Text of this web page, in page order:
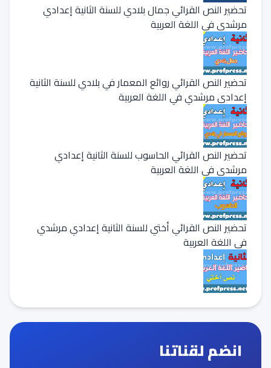
تحضير النص القرائي جمال بلادي للسنة الثانية إعدادي
مرشدي في اللغة العربية
تحضير النص القرائي روائع المعمار في بلادي للسنة الثانية
إعدادي مرشدي في اللغة العربية
تحضير النص القرائي الحاسوب للسنة الثانية إعدادي
مرشدي في اللغة العربية
تحضير النص القرائي أختي للسنة الثانية إعدادي مرشدي
في اللغة العربية
انضم لقناتنا